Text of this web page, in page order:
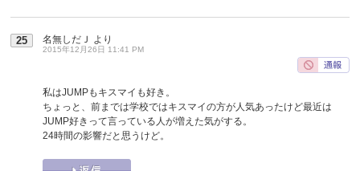
25 名無しだＪ より
2015年12月26日 11:41 PM
私はJUMPもキスマイも好き。
ちょっと、前までは学校ではキスマイの方が人気あったけど最近は
JUMP好きって言っている人が増えた気がする。
24時間の影響だと思うけど。